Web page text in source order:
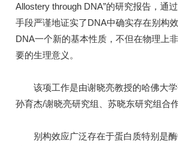
Allostery through DNA”的研究报告，通
手段严谨地证实了DNA中确实存在别构
DNA一个新的基本性质，不但在物理上
要的生理意义。
该项工作是由谢晓亮教授的哈佛大
孙育杰/谢晓亮研究组、苏晓东研究组合作
别构效应广泛存在于蛋白质特别是